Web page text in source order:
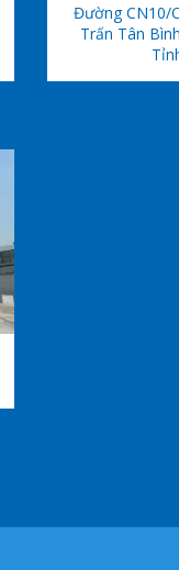
Đường CN10/
Trấn Tân